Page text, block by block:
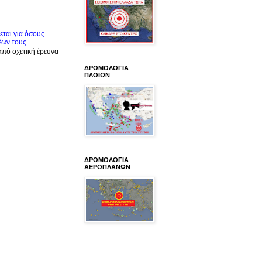
για όσους
τους
σχετική έρευνα
ΔΡΟΜΟΛΟΓΙΑ
ΠΛΟΙΩΝ
ΔΡΟΜΟΛΟΓΙΑ
ΑΕΡΟΠΛΑΝΩΝ